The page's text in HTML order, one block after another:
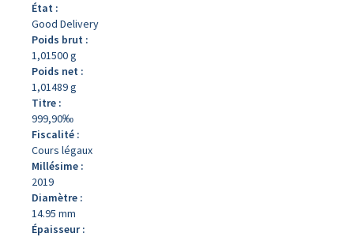
État :
Good Delivery
Poids brut :
1,01500 g
Poids net :
1,01489 g
Titre :
999,90‰
Fiscalité :
Cours légaux
Millésime :
2019
Diamètre :
14.95 mm
Épaisseur :